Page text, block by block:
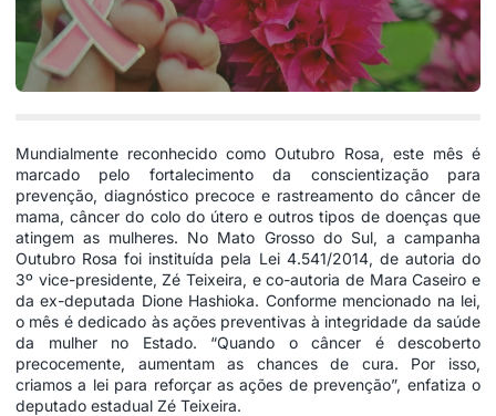
Mundialmente reconhecido como Outubro Rosa, este mês é
marcado pelo fortalecimento da conscientização para
prevenção, diagnóstico precoce e rastreamento do câncer de
mama, câncer do colo do útero e outros tipos de doenças que
atingem as mulheres. No Mato Grosso do Sul, a campanha
Outubro Rosa foi instituída pela Lei 4.541/2014, de autoria do
3º vice-presidente, Zé Teixeira, e co-autoria de Mara Caseiro e
da ex-deputada Dione Hashioka. Conforme mencionado na lei,
o mês é dedicado às ações preventivas à integridade da saúde
da mulher no Estado. “Quando o câncer é descoberto
precocemente, aumentam as chances de cura. Por isso,
criamos a lei para reforçar as ações de prevenção”, enfatiza o
deputado estadual Zé Teixeira.